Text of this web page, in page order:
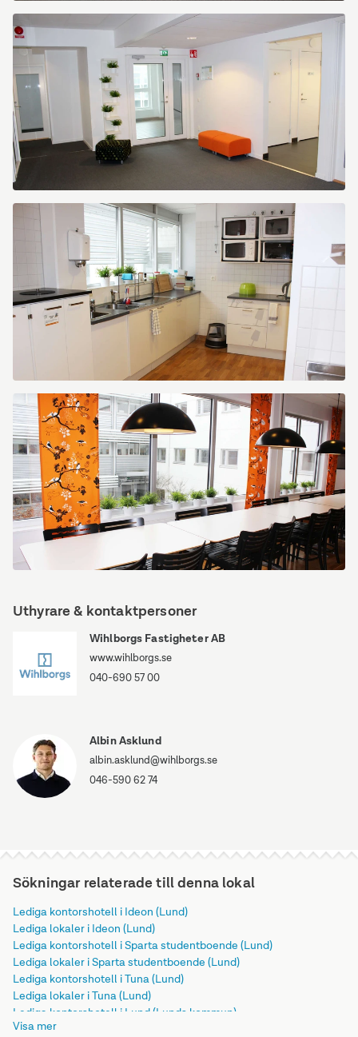
Scheelevägen
15
Scheelevägen
15
Uthyrare & kontaktpersoner
Wihlborgs Fastigheter AB
www.wihlborgs.se
040-690 57 00
Albin Asklund
albin.asklund@wihlborgs.se
046-590 62 74
Sökningar relaterade till denna lokal
Lediga kontorshotell i Ideon (Lund)
Lediga lokaler i Ideon (Lund)
Lediga kontorshotell i Sparta studentboende (Lund)
Lediga lokaler i Sparta studentboende (Lund)
Lediga kontorshotell i Tuna (Lund)
Lediga lokaler i Tuna (Lund)
Lediga kontorshotell i Lund (Lunds kommun)
Lediga lokaler i Lund (Lunds kommun)
Visa mer